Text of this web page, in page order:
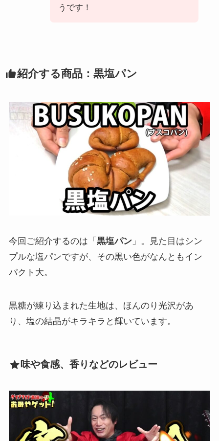
うです！
紹介する商品：黒塩パン
今回ご紹介するのは「 黒塩パン」。見た目はシン
プルな塩パンですが、その黒い色がなんともイン
パクト大。
黒糖が練り込まれた生地は、ほんのり光沢があ
り、塩の結晶がキラキラと輝いています。
味や食感、香りなどのレビュー